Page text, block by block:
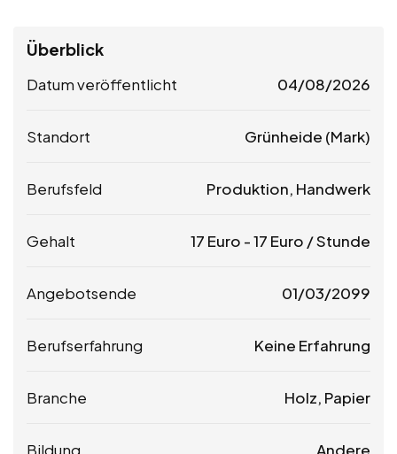
Überblick
Datum veröffentlicht 04/08/2026
Standort Grünheide (Mark)
Berufsfeld Produktion, Handwerk
Gehalt 17 Euro -17 Euro / Stunde
Angebotsende 01/03/2099
Berufserfahrung Keine Erfahrung
Branche Holz, Papier
Bildung Andere